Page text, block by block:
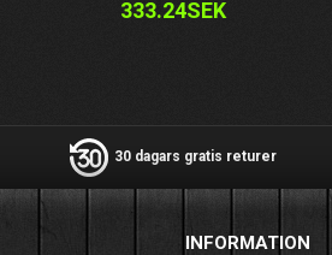
333.24SEK
30 dagars gratis returer
INFORMATION